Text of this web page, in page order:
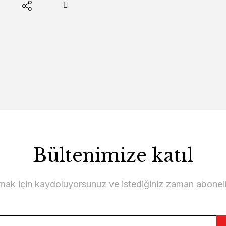
Bültenimize katıl
için kaydoluyorsunuz ve istediğiniz zaman